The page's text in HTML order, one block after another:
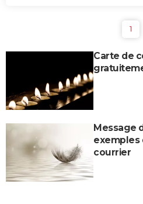
1
Carte de
Message
exemples
courrier